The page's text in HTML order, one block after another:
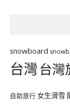
snowboard
台灣台灣
自助旅行 女生滑雪